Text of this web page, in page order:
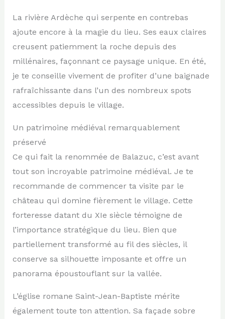
La rivière Ardèche qui serpente en contrebas
ajoute encore à la magie du lieu. Ses eaux claires
creusent patiemment la roche depuis des
millénaires, façonnant ce paysage unique. En été,
je te conseille vivement de profiter d’une baignade
rafraîchissante dans l’un des nombreux spots
accessibles depuis le village.
Un patrimoine médiéval remarquablement
préservé
Ce qui fait la renommée de Balazuc, c’est avant
tout son incroyable patrimoine médiéval. Je te
recommande de commencer ta visite par le
château qui domine fièrement le village. Cette
forteresse datant du XIe siècle témoigne de
l’importance stratégique du lieu. Bien que
partiellement transformé au fil des siècles, il
conserve sa silhouette imposante et offre un
panorama époustouflant sur la vallée.
L’église romane Saint-Jean-Baptiste mérite
également toute ton attention. Sa façade sobre